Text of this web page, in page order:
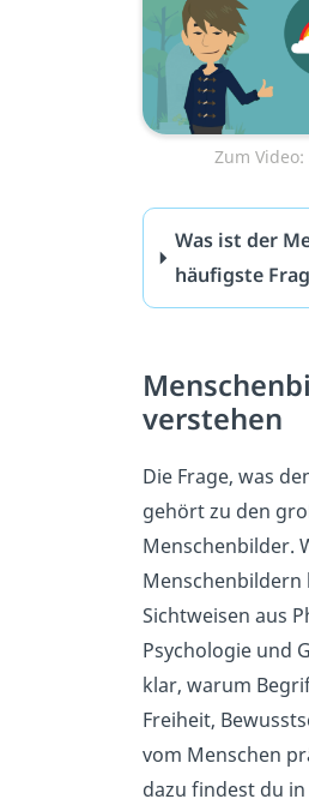
Zum
Was ist der
häufigste
verstehen
Die Frage, was
gehört zu den
Menschenbilder.
Sichtweisen aus
Psychologie und
klar, warum
Freiheit,
vom Menschen
dazu findest du